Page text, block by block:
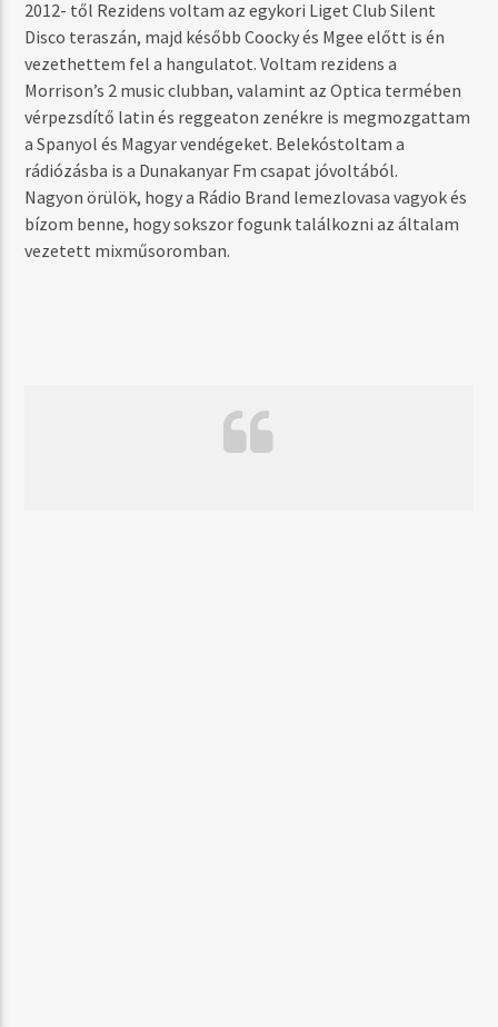
2012- től Rezidens voltam az egykori Liget Club Silent
Disco teraszán, majd később Coocky és Mgee előtt is én
vezethettem fel a hangulatot. Voltam rezidens a
Morrison’s 2 music clubban, valamint az Optica termében
vérpezsdítő latin és reggeaton zenékre is megmozgattam
a Spanyol és Magyar vendégeket. Belekóstoltam a
rádiózásba is a Dunakanyar Fm csapat jóvoltából.
Nagyon örülök, hogy a Rádio Brand lemezlovasa vagyok és
bízom benne, hogy sokszor fogunk találkozni az általam
vezetett mixműsoromban.